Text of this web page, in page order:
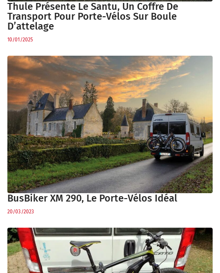
Thule Présente Le Santu, Un Coffre De
Transport Pour Porte-Vélos Sur Boule
D’attelage
10/01/2025
BusBiker XM 290, Le Porte-Vélos Idéal
20/03/2023